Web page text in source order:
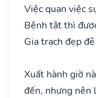
Việc quan việc
Bệnh tật thì
Gia trạch đẹp
Xuất hành giờ
đến, nhưng nên